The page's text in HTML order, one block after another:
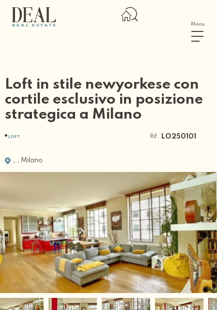
Menu
Loft in stile newyorkese con
cortile esclusivo in posizione
strategica a Milano
LOFT Rif. LO250101
, , Milano